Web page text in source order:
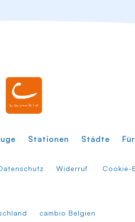
Stationen Städte
Widerruf Cookie-
cambio Belgien